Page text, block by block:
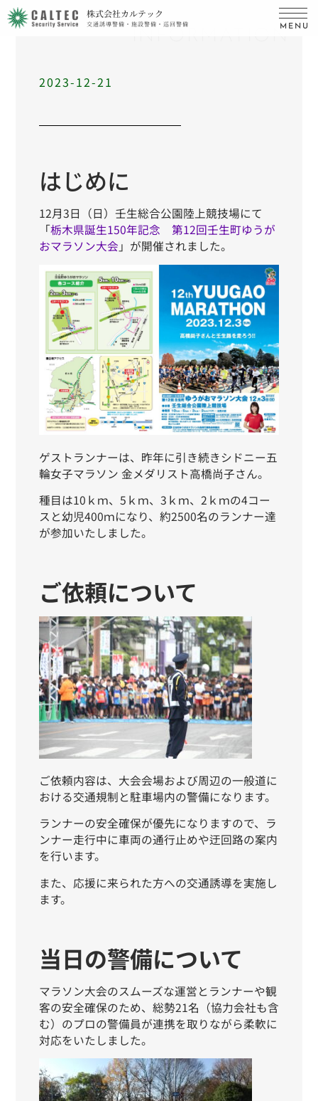
株式会社カルテック
交通誘導警備・施設警備・巡回警備 MENU
2023-12-21
はじめに
12月3日（日）壬生総合公園陸上競技場にて
「栃木県誕生150年記念 第12回壬生町ゆうが
おマラソン大会 」が開催されました。
ゲストランナーは、昨年に引き続きシドニー五
輪女子マラソン 金メダリスト高橋尚子さん。
種目は10ｋｍ、5ｋｍ、 3ｋｍ、 2ｋｍの4コー
スと幼児400ｍになり、約2500名のランナー達
が参加いたしました。
ご依頼について
ご依頼内容は、大会会場および周辺の一般道に
おける交通規制と駐車場内の警備になります。
ランナーの安全確保が優先になりますので、ラ
ンナー走行中に車両の通行止めや迂回路の案内
を行います。
また、応援に来られた方への交通誘導を実施し
ます。
当日の警備について
マラソン大会のスムーズな運営とランナーや観
客の安全確保のため、 総勢21名（協力会社も含
む）のプロの警備員が連携を取りながら柔軟に
対応をいたしました。